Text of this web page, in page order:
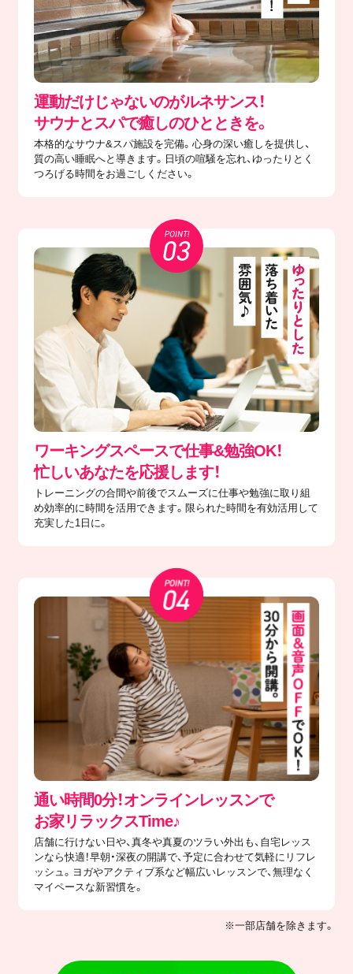
運動だけじゃないのがルネサンス！
サウナとスパで癒しのひとときを。
本格的なサウナ&スパ施設を完備。心身の深い癒しを提供し、
質の高い睡眠へと導きます。日頃の喧騒を忘れ、ゆったりとく
つろげる時間をお過ごしください。
ワーキングスペースで仕事&勉強OK！
忙しいあなたを応援します！
トレーニングの合間や前後でスムーズに仕事や勉強に取り組
め効率的に時間を活用できます。限られた時間を有効活用して
充実した1日に。
通い時間0分！オンラインレッスンで
​お家リラックスTime♪
店舗に行けない日や、真冬や真夏のツラい外出も、自宅レッス
ンなら快適！早朝・深夜の開講で、予定に合わせて気軽にリフレ
ッシュ。ヨガやアクティブ系など幅広いレッスンで、無理なく
マイペースな新習慣を。
※一部店舗を除きます。